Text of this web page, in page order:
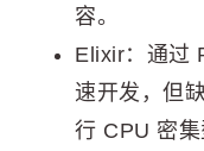
容。
Elixir：通过
速开发，但
行 CPU 密